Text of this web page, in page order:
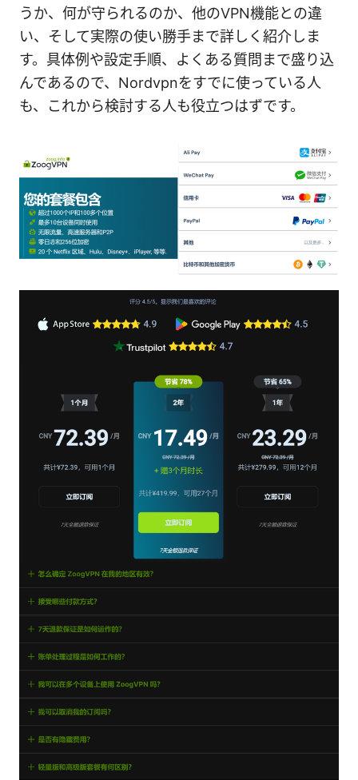
うか、何が守られるのか、他のVPN機能との違
い、そして実際の使い勝手まで詳しく紹介しま
す。具体例や設定手順、よくある質問まで盛り込
んであるので、Nordvpnをすでに使っている人
も、これから検討する人も役立つはずです。